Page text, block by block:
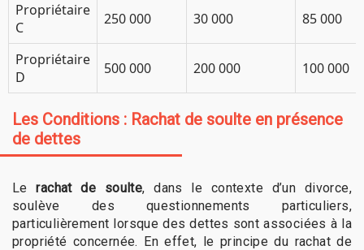
Propriétaire
C
250 000 30 000 85 000
Propriétaire
D
500 000 200 000 100 000
Les Conditions : Rachat de soulte en présence
de dettes
Lerachat de soulte, dans le contexte d’un divorce,
soulève des questionnements particuliers,
particulièrement lorsque des dettes sont associées à la
propriété concernée. En effet, le principe du rachat de